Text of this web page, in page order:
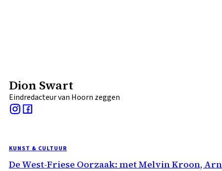
Dion Swart
Eindredacteur van Hoorn zeggen
KUNST & CULTUUR
De West-Friese Oorzaak: met Melvin Kroon,